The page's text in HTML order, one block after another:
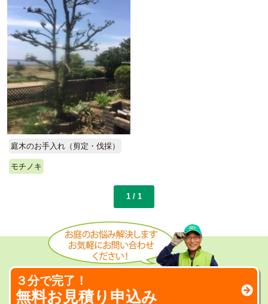
庭木のお手入れ（剪定・伐採）
モチノキ
1 / 1
３分で完了！
無料お見積り申込み